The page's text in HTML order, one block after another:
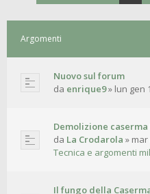
Argomenti
Nuovo sul forum
da enrique9» lun gen
Demolizione caserma
da La Crodarola » mar
Tecnica e argomenti
Il fungo della